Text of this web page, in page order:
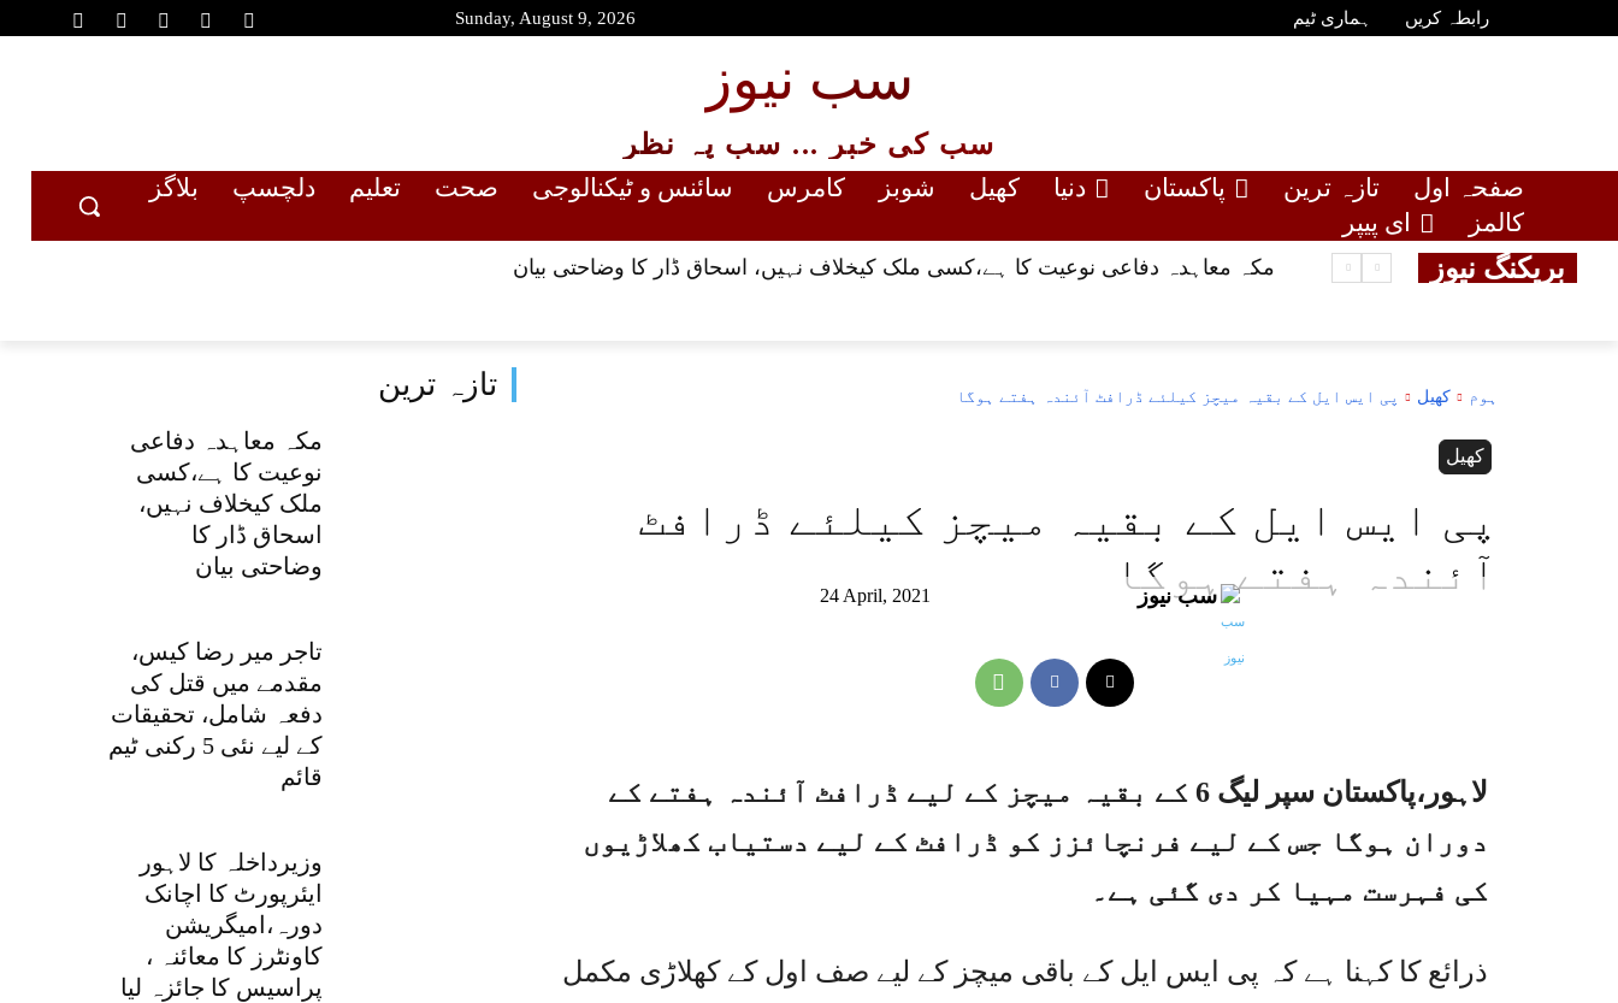
Sunday, August 9, 2026 رابطہ کریں ہماری ٹیم
سب نیوز
سب کی خبر ... سب پہ نظر
صفحہ اول تازہ ترین پاکستان دنیا کھیل شوبز کامرس سائنس و ٹیکنالوجی صحت تعلیم دلچسپ
بلاگز
کالمز
ای پیپر
بریکنگ نیوز مکہ معاہدہ دفاعی نوعیت کا ہے،کسی ملک کیخلاف نہیں، اسحاق ڈار کا وضاحتی بیان
تازہ ترین
مکہ معاہدہ دفاعی
نوعیت کا ہے،کسی
ملک کیخلاف نہیں،
اسحاق ڈار کا
وضاحتی بیان
تاجر میر رضا کیس،
مقدمے میں قتل کی
دفعہ شامل، تحقیقات
کے لیے نئی 5 رکنی ٹیم
قائم
وزیرداخلہ کا لاہور
ایئرپورٹ کا اچانک
دورہ،امیگریشن
کاونٹرز کا معائنہ ،
پراسیس کا جائزہ لیا
ہوم کھیل پی ایس ایل کے بقیہ میچز کیلئے ڈرافٹ آئندہ ہفتے ہوگا
کھیل
پی ایس ایل کے بقیہ میچز کیلئے ڈرافٹ
آئندہ ہفتے ہوگا
24 April, 2021 سب نیوز
لاہور،پاکستان سپر لیگ 6 کے بقیہ میچز کے لیے ڈرافٹ آئندہ ہفتے کے
دوران ہوگا جس کے لیے فرنچائزز کو ڈرافٹ کے لیے دستیاب کھلاڑیوں
کی فہرست مہیا کر دی گئی ہے۔
ذرائع کا کہنا ہے کہ پی ایس ایل کے باقی میچز کے لیے صف اول کے کھلاڑی مکمل